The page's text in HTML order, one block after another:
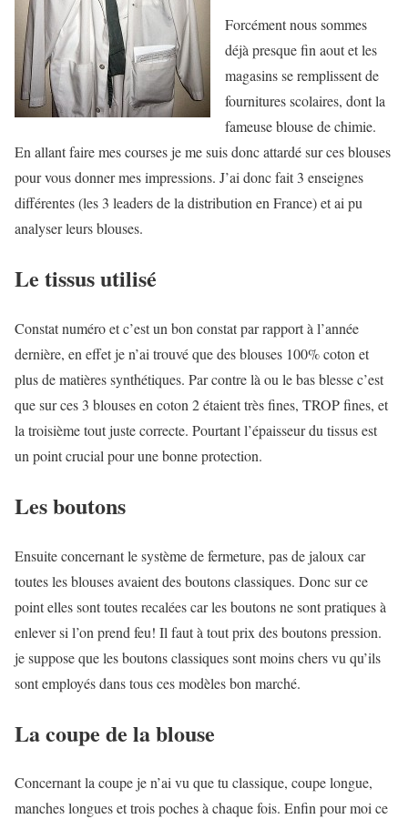
Forcément nous sommes
déjà presque fin aout et les
magasins se remplissent de
fournitures scolaires, dont la
fameuse blouse de chimie.
En allant faire mes courses je me suis donc attardé sur ces blouses
pour vous donner mes impressions. J’ai donc fait 3 enseignes
différentes (les 3 leaders de la distribution en France) et ai pu
analyser leurs blouses.
Le tissus utilisé
Constat numéro et c’est un bon constat par rapport à l’année
dernière, en effet je n’ai trouvé que des blouses 100% coton et
plus de matières synthétiques. Par contre là ou le bas blesse c’est
que sur ces 3 blouses en coton 2 étaient très fines, TROP fines, et
la troisième tout juste correcte. Pourtant l’épaisseur du tissus est
un point crucial pour une bonne protection.
Les boutons
Ensuite concernant le système de fermeture, pas de jaloux car
toutes les blouses avaient des boutons classiques. Donc sur ce
point elles sont toutes recalées car les boutons ne sont pratiques à
enlever si l’on prend feu! Il faut à tout prix des boutons pression.
je suppose que les boutons classiques sont moins chers vu qu’ils
sont employés dans tous ces modèles bon marché.
La coupe de la blouse
Concernant la coupe je n’ai vu que tu classique, coupe longue,
manches longues et trois poches à chaque fois. Enfin pour moi ce